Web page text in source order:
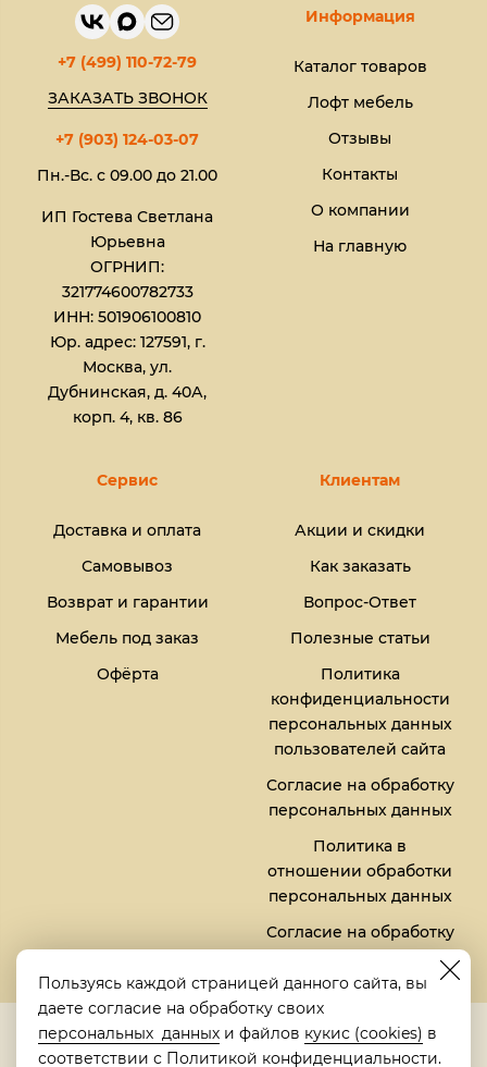
+7 (499) 110-72-79
ЗАКАЗАТЬ ЗВОНОК
+7 (903) 124-03-07
Пн.-Вс. с 09.00 до 21.00
ИП Гостева Светлана
Юрьевна​
ОГРНИП:
321774600782733
ИНН: 501906100810
Юр. адрес: 127591, г.
Москва, ул.
Дубнинская, д. 40А,
корп. 4, кв. 86
Информация
Каталог товаров
Лофт мебель
Отзывы
Контакты
О компании
На главную
Сервис
Доставка и оплата
Самовывоз
Возврат и гарантии
Мебель под заказ
Офёрта
Клиентам
Акции и скидки
Как заказать
Вопрос-Ответ
Полезные статьи
Политика
конфиденциальности
персональных данных
пользователей сайта
Согласие на обработку
персональных данных
Политика в
отношении обработки
персональных данных
Согласие на обработку
файлов кукис (cookies)
5,0
Рейтинг в Яндексе
Пользуясь каждой страницей данного сайта, вы
даете согласие на обработку своих
персональных данных и файлов кукис (cookies) в
соответствии с Политикой конфиденциальности.